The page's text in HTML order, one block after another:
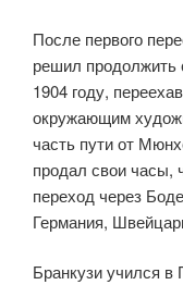
После первого
решил продолжить
1904 году,
окружающим
часть пути от
продал свои часы,
переход через
Германия,
Бранкузи учился